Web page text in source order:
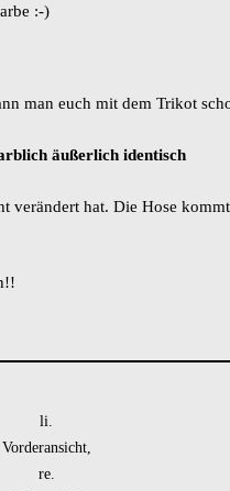
:-)
man euch mit dem Trikot
äußerlich identisch
hat. Die Hose
li.
Vorderansicht,
re.